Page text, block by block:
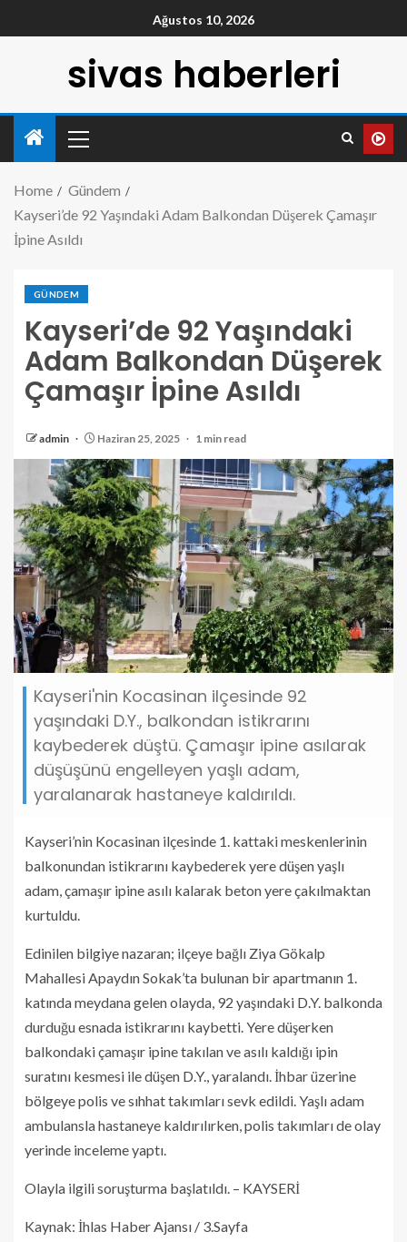
Ağustos 10, 2026
sivas haberleri
Home
Gündem
Kayseri’de 92 Yaşındaki Adam Balkondan Düşerek Çamaşır
İpine Asıldı
GÜNDEM
Kayseri’de 92 Yaşındaki
Adam Balkondan Düşerek
Çamaşır İpine Asıldı
admin Haziran 25, 2025 1 min read
Kayseri'nin Kocasinan ilçesinde 92
yaşındaki D.Y., balkondan istikrarını
kaybederek düştü. Çamaşır ipine asılarak
düşüşünü engelleyen yaşlı adam,
yaralanarak hastaneye kaldırıldı.
Kayseri’nin Kocasinan ilçesinde 1. kattaki meskenlerinin
balkonundan istikrarını kaybederek yere düşen yaşlı
adam, çamaşır ipine asılı kalarak beton yere çakılmaktan
kurtuldu.
Edinilen bilgiye nazaran; ilçeye bağlı Ziya Gökalp
Mahallesi Apaydın Sokak’ta bulunan bir apartmanın 1.
katında meydana gelen olayda, 92 yaşındaki D.Y. balkonda
durduğu esnada istikrarını kaybetti. Yere düşerken
balkondaki çamaşır ipine takılan ve asılı kaldığı ipin
suratını kesmesi ile düşen D.Y., yaralandı. İhbar üzerine
bölgeye polis ve sıhhat takımları sevk edildi. Yaşlı adam
ambulansla hastaneye kaldırılırken, polis takımları de olay
yerinde inceleme yaptı.
Olayla ilgili soruşturma başlatıldı. – KAYSERİ
Kaynak: İhlas Haber Ajansı / 3.Sayfa